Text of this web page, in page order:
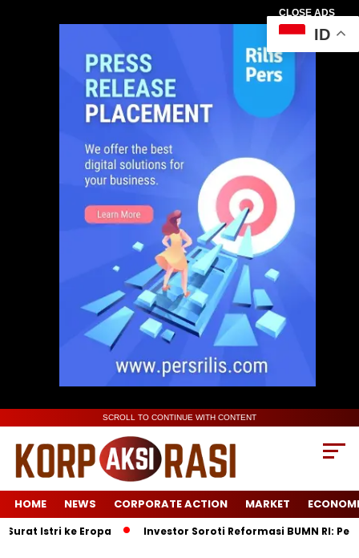
CLOSE ADS
SCROLL TO CONTINUE WITH CONTENT
HOME NEWS CORPORATE ACTION MARKET
Istri ke Eropa Investor Soroti Reformasi BUMN RI:
ID